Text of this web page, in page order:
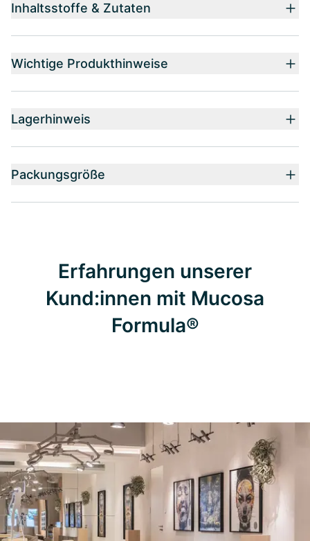
Inhaltsstoffe & Zutaten
Wichtige Produkthinweise
Lagerhinweis
Packungsgröße
Erfahrungen unserer
Kund:innen mit Mucosa
Formula®